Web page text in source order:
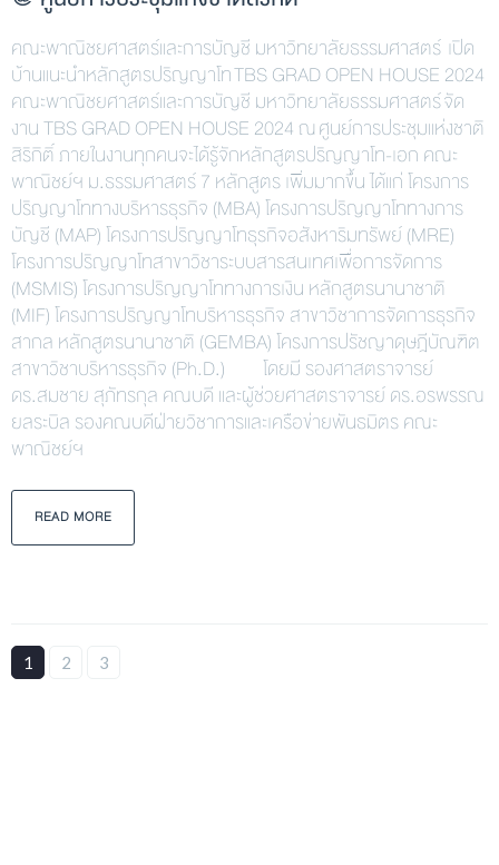
คณะพาณิชยศาสตร์และการบัญชี มหาวิทยาลัยธรรมศาสตร์ เปิด
บ้านแนะนำหลักสูตรปริญญาโท TBS GRAD OPEN HOUSE 2024
คณะพาณิชยศาสตร์และการบัญชี มหาวิทยาลัยธรรมศาสตร์ จัด
งาน TBS GRAD OPEN HOUSE 2024 ณ ศูนย์การประชุมแห่งชาติ
สิริกิติ์ ภายในงานทุกคนจะได้รู้จักหลักสูตรปริญญาโท-เอก คณะ
พาณิชย์ฯ ม.ธรรมศาสตร์ 7 หลักสูตร เพิ่มมากขึ้น ได้แก่ โครงการ
ปริญญาโททางบริหารธุรกิจ (MBA) โครงการปริญญาโททางการ
บัญชี (MAP) โครงการปริญญาโทธุรกิจอสังหาริมทรัพย์ (MRE)
โครงการปริญญาโทสาขาวิชาระบบสารสนเทศเพื่อการจัดการ
(MSMIS) โครงการปริญญาโททางการเงิน หลักสูตรนานาชาติ
(MIF) โครงการปริญญาโทบริหารธุรกิจ สาขาวิชาการจัดการธุรกิจ
สากล หลักสูตรนานาชาติ (GEMBA) โครงการปรัชญาดุษฎีบัณฑิต
สาขาวิชาบริหารธุรกิจ (Ph.D.) โดยมี รองศาสตราจารย์
ดร.สมชาย สุภัทรกุล คณบดี และผู้ช่วยศาสตราจารย์ ดร.อรพรรณ
ยลระบิล รองคณบดีฝ่ายวิชาการและเครือข่ายพันธมิตร คณะ
พาณิชย์ฯ
READ MORE
1 2 3